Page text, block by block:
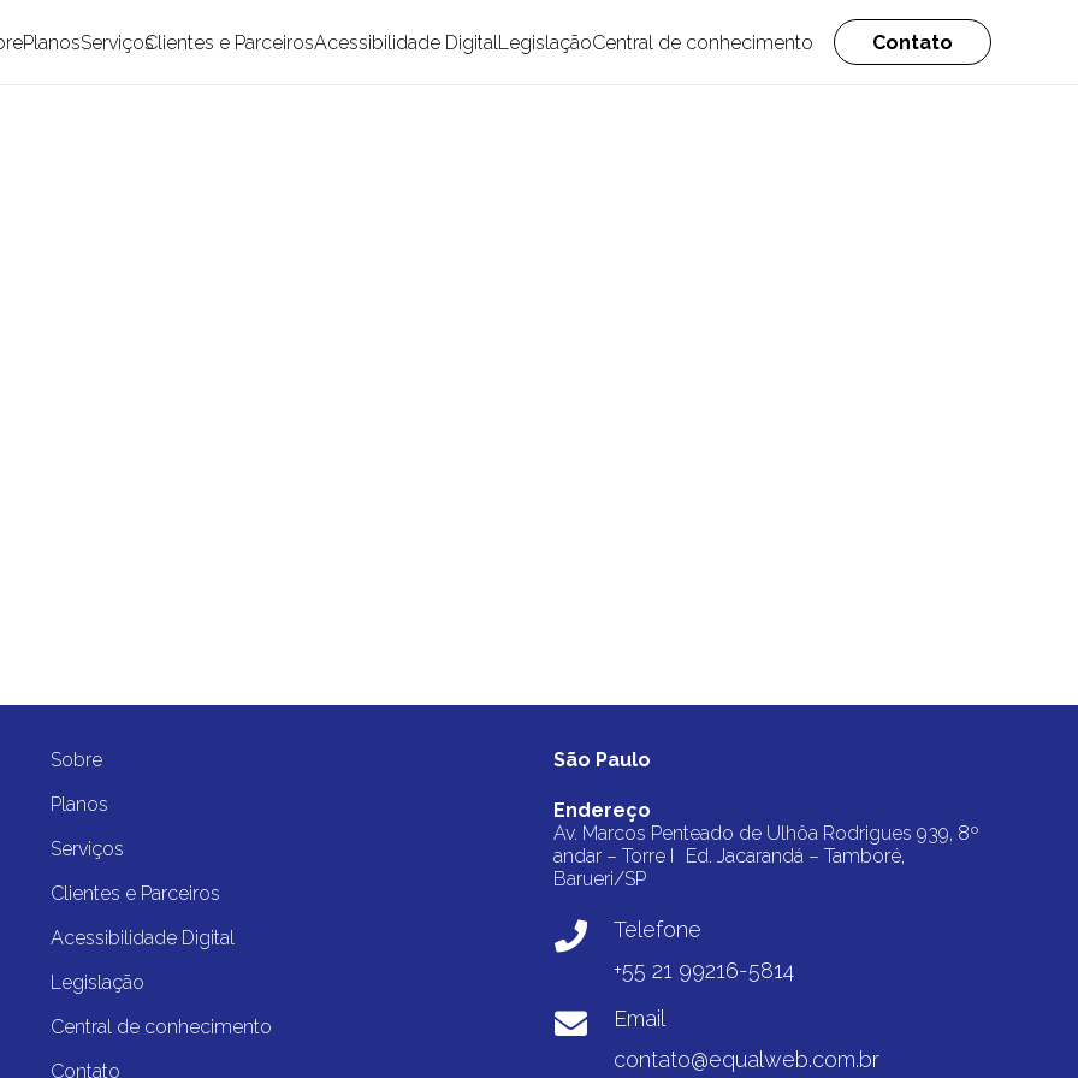
PlanosServiçosClientes e ParceirosAcessibilidade DigitalLegislaçãoCentral de conhecimento Contato
Sobre
Planos
Serviços
Clientes e Parceiros
Acessibilidade Digital
Legislação
Central de conhecimento
Contato
São Paulo
Endereço
Av. Marcos Penteado de Ulhôa Rodrigues 939, 8º
andar – Torre I Ed. Jacarandá – Tamboré,
Barueri/SP
Telefone
+55 21 99216-5814
Email
contato@equalweb.com.br